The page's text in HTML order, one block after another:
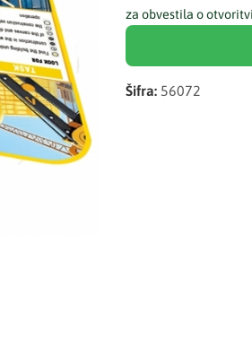
za obvestila o
Šifra: 56072